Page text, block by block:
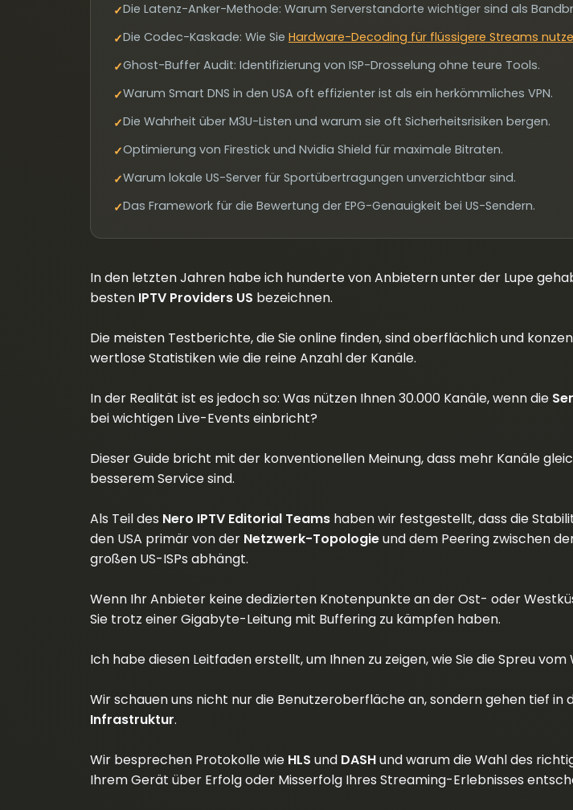
✓Die Latenz-Anker-Methode: Warum Serverstandorte wichtiger sind als
✓Die Codec-Kaskade: Wie Sie Hardware-Decoding für flüssigere Streams
✓Ghost-Buffer Audit: Identifizierung von ISP-Drosselung ohne teure Tools.
✓Warum Smart DNS in den USA oft effizienter ist als ein herkömmliches VPN.
✓Die Wahrheit über M3U-Listen und warum sie oft Sicherheitsrisiken bergen.
✓Optimierung von Firestick und Nvidia Shield für maximale Bitraten.
✓Warum lokale US-Server für Sportübertragungen unverzichtbar sind.
✓Das Framework für die Bewertung der EPG-Genauigkeit bei US-Sendern.
In den letzten Jahren habe ich hunderte von Anbietern unter der Lupe
besten IPTV Providers US bezeichnen.
Die meisten Testberichte, die Sie online finden, sind oberflächlich und
wertlose Statistiken wie die reine Anzahl der Kanäle.
In der Realität ist es jedoch so: Was nützen Ihnen 30.000 Kanäle, wenn die
bei wichtigen Live-Events einbricht?
Dieser Guide bricht mit der konventionellen Meinung, dass mehr Kanäle
besserem Service sind.
Als Teil des Nero IPTV Editorial Teams haben wir festgestellt, dass die
den USA primär von der Netzwerk-Topologieund dem Peering zwischen
großen US-ISPs abhängt.
Wenn Ihr Anbieter keine dedizierten Knotenpunkte an der Ost- oder
Sie trotz einer Gigabyte-Leitung mit Buffering zu kämpfen haben.
Ich habe diesen Leitfaden erstellt, um Ihnen zu zeigen, wie Sie die Spreu vom
Wir schauen uns nicht nur die Benutzeroberfläche an, sondern gehen tief in
Infrastruktur.
Wir besprechen Protokolle wie HLS und DASHund warum die Wahl des
Ihrem Gerät über Erfolg oder Misserfolg Ihres Streaming-Erlebnisses